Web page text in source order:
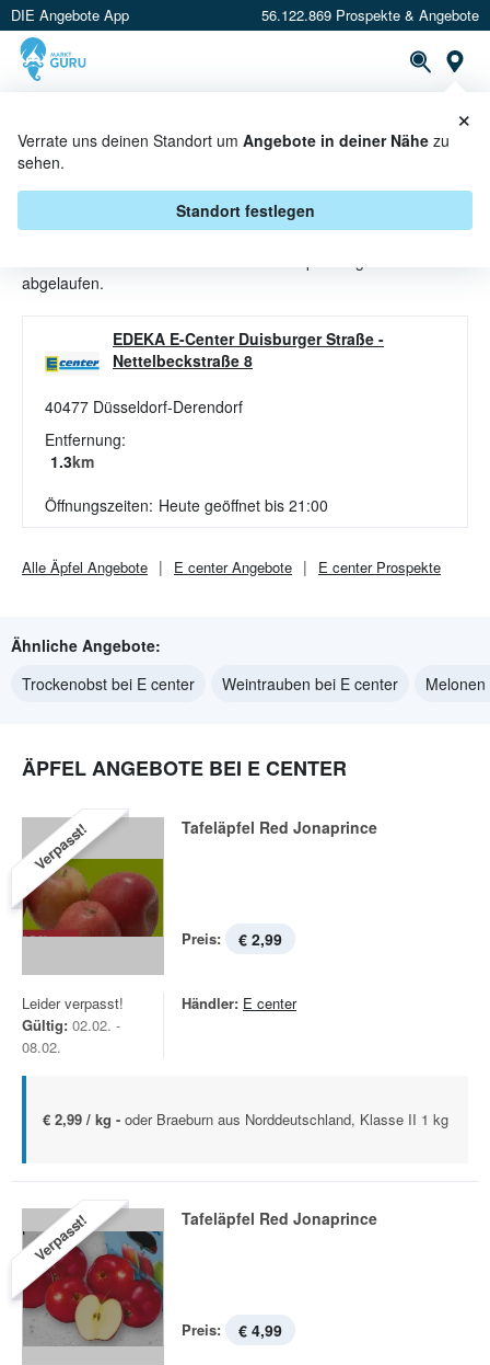
DIE Angebote App 56.122.869 Prospekte & Angebote
Verrate uns deinen Standort um Angebote in deiner Nähe zu
sehen.
Standort festlegen
×
ÄPFEL ANGEBOTE & AKTIONEN
BEI E CENTER
abgelaufen.
EDEKA E-Center Duisburger Straße -
Nettelbeckstraße 8
40477 Düsseldorf-Derendorf
Entfernung:
1.3km
Öffnungszeiten: Heute geöffnet bis 21:00
Alle Äpfel Angebote E centerAngebote E centerProspekte
Ähnliche Angebote:
Trockenobst bei E center
Weintrauben bei E center
ÄPFEL ANGEBOTE BEI E CENTER
Verpasst! Tafeläpfel Red Jonaprince
Preis: € 2,99
Leider verpasst!
Gültig: 02.02. -
08.02.
Händler: E center
€ 2,99 / kg - oder Braeburn aus Norddeutschland, Klasse II 1 kg
Verpasst! Tafeläpfel Red Jonaprince
Preis: € 4,99